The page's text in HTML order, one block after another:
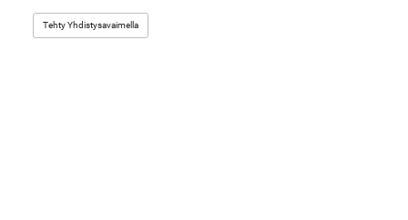
Tehty Yhdistysavaimella